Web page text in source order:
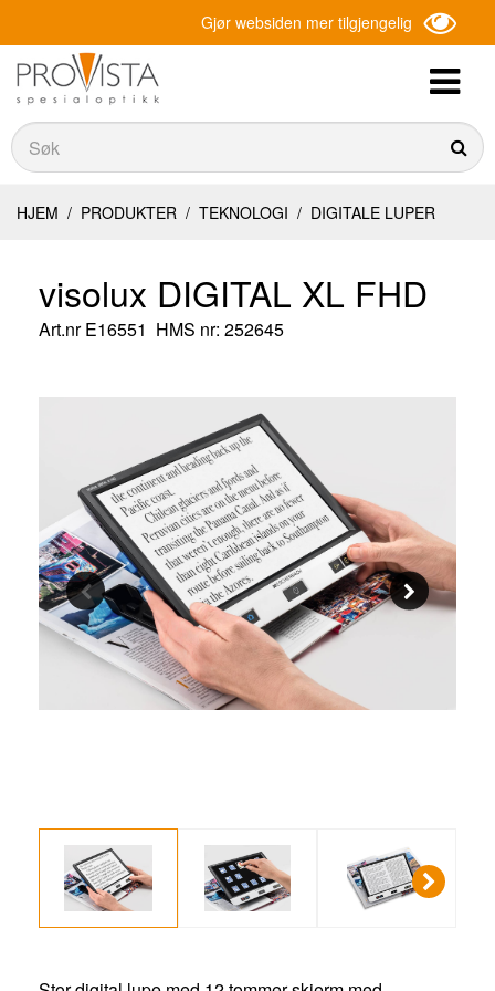
Gjør websiden mer tilgjengelig
Søk
Søk
HJEM / PRODUKTER / TEKNOLOGI / DIGITALE LUPER
visolux DIGITAL XL FHD
Art.nrE16551 HMS nr: 252645